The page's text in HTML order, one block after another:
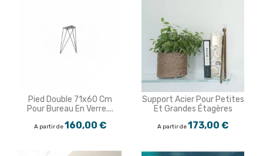
Pied Double 71x60 Cm
Pour Bureau En Verre....
A partir de160,00 €
Support Acier Pour Petites
Et Grandes Étagères
A partir de173,00 €